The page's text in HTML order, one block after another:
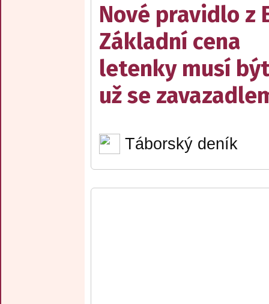
Nové pravidlo z
Základní cena
letenky musí
už se
Táborský deník